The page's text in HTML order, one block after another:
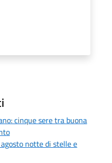
cinque sere tra buona
notte di stelle e